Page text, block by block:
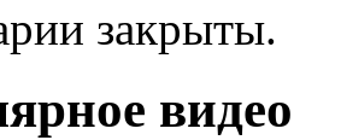
закрыты.
видео